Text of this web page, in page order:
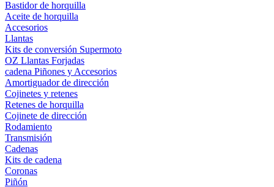
Bastidor de horquilla
Aceite de horquilla
Accesorios
Llantas
Kits de conversión Supermoto
OZ Llantas Forjadas
cadena Piñones y Accesorios
Amortiguador de dirección
Cojinetes y retenes
Retenes de horquilla
Cojinete de dirección
Rodamiento
Transmisión
Cadenas
Kits de cadena
Coronas
Piñón